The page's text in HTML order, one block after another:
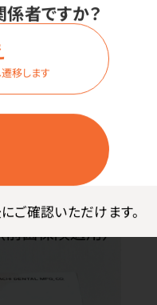
者ですか？
移します
ご確認いただけます。
から